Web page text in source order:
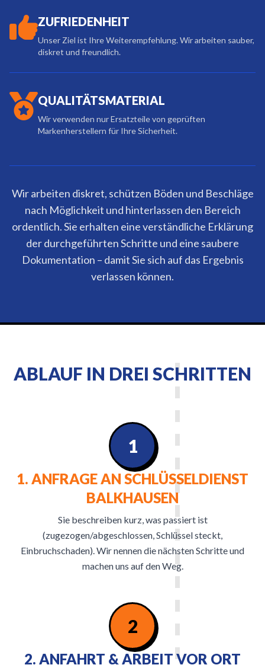
ZUFRIEDENHEIT
Unser Ziel ist Ihre Weiterempfehlung. Wir arbeiten sauber,
diskret und freundlich.
QUALITÄTSMATERIAL
Wir verwenden nur Ersatzteile von geprüften
Markenherstellern für Ihre Sicherheit.
Wir arbeiten diskret, schützen Böden und Beschläge
nach Möglichkeit und hinterlassen den Bereich
ordentlich. Sie erhalten eine verständliche Erklärung
der durchgeführten Schritte und eine saubere
Dokumentation – damit Sie sich auf das Ergebnis
verlassen können.
ABLAUF IN DREI SCHRITTEN
1. ANFRAGE AN SCHLÜSSELDIENST
BALKHAUSEN
Sie beschreiben kurz, was passiert ist
(zugezogen/abgeschlossen, Schlüssel steckt,
Einbruchschaden). Wir nennen die nächsten Schritte und
machen uns auf den Weg.
1
2
2. ANFAHRT & ARBEIT VOR ORT